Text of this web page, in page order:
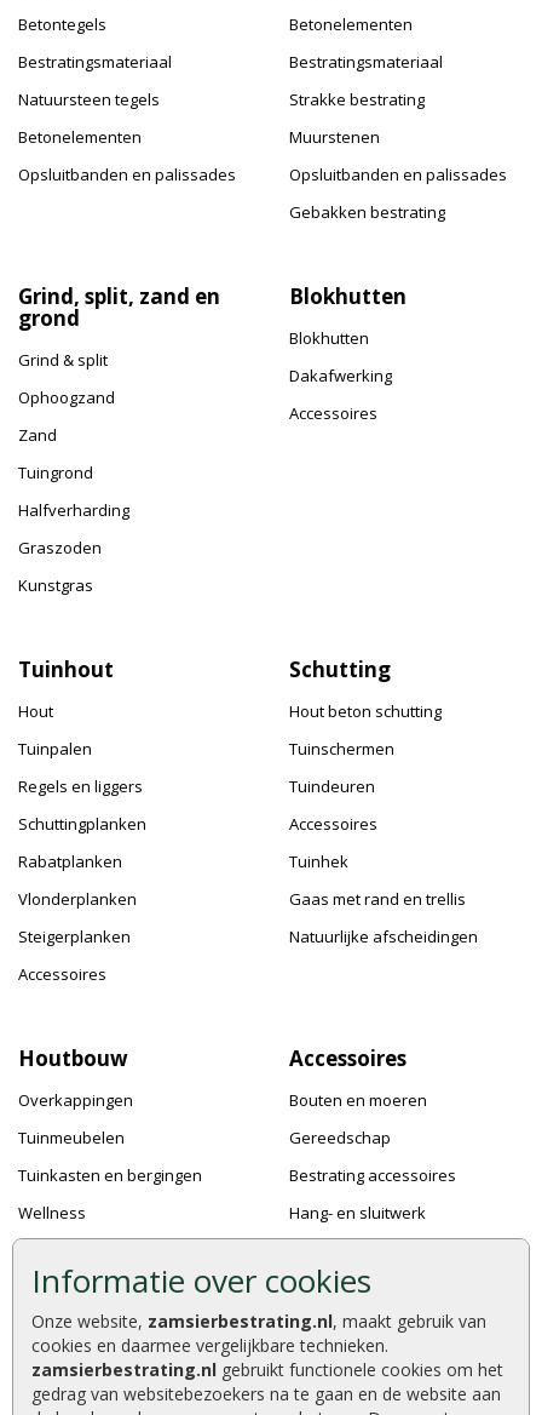
Informatie over cookies
Onze website, zamsierbestrating.nl, maakt gebruik van
cookies en daarmee vergelijkbare technieken.
zamsierbestrating.nl gebruikt functionele cookies om het
gedrag van websitebezoekers na te gaan en de website aan
Betontegels
Bestratingsmateriaal
Natuursteen tegels
Betonelementen
Opsluitbanden en palissades
Betonelementen
Bestratingsmateriaal
Strakke bestrating
Muurstenen
Opsluitbanden en palissades
Gebakken bestrating
Grind, split, zand en
grond
Grind & split
Ophoogzand
Zand
Tuingrond
Halfverharding
Graszoden
Kunstgras
Blokhutten
Blokhutten
Dakafwerking
Accessoires
Tuinhout
Hout
Tuinpalen
Regels en liggers
Schuttingplanken
Rabatplanken
Vlonderplanken
Steigerplanken
Accessoires
Schutting
Hout beton schutting
Tuinschermen
Tuindeuren
Accessoires
Tuinhek
Gaas met rand en trellis
Natuurlijke afscheidingen
Houtbouw
Overkappingen
Tuinmeubelen
Tuinkasten en bergingen
Wellness
Dierenverblijven
Pergola's
Accessoires
Accessoires
Bouten en moeren
Gereedschap
Bestrating accessoires
Hang- en sluitwerk
Verf en Beits
Dakafwerking